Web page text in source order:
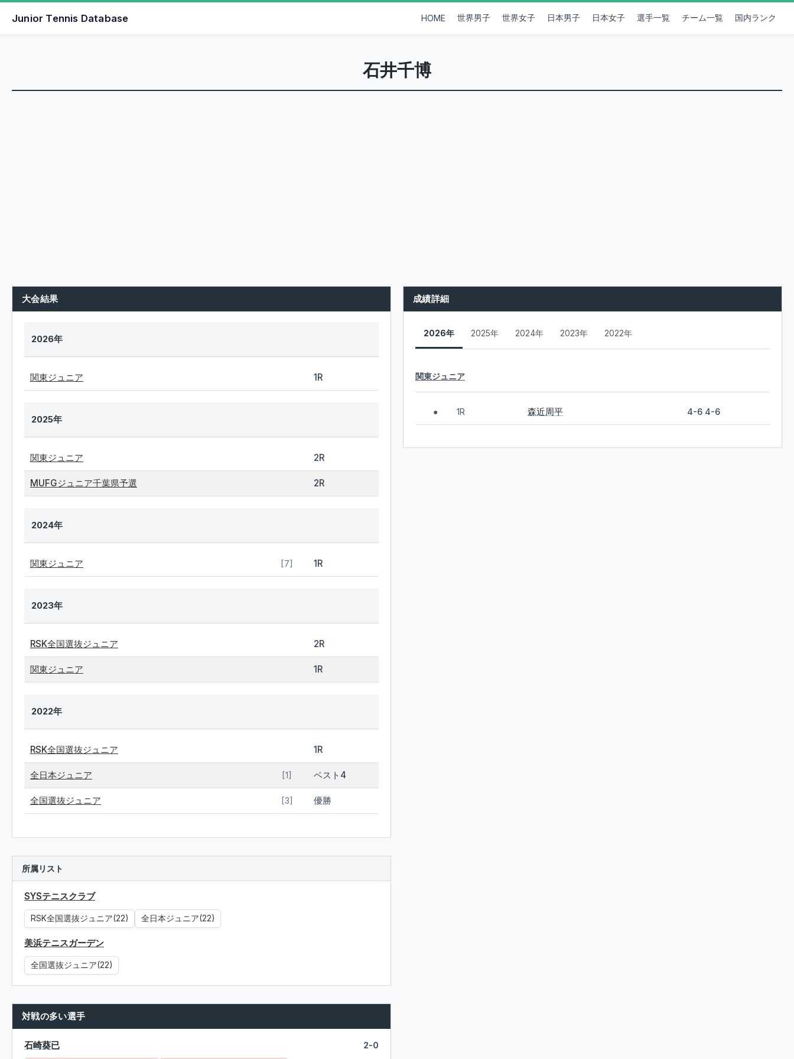
Junior Tennis Database HOME 世界男子 世界女子 日本男子 日本女子 選手一覧 チーム一覧 国内ランク
石井千博
大会結果
2026年
関東ジュニア 1R
2025年
関東ジュニア 2R
MUFGジュニア千葉県予選 2R
2024年
関東ジュニア [7] 1R
2023年
RSK全国選抜ジュニア 2R
関東ジュニア 1R
2022年
RSK全国選抜ジュニア 1R
全日本ジュニア [1] ベスト4
全国選抜ジュニア [3] 優勝
所属リスト
SYSテニスクラブ
RSK全国選抜ジュニア(22) 全日本ジュニア(22)
美浜テニスガーデン
全国選抜ジュニア(22)
対戦の多い選手
石崎葵已 2-0
成績詳細
2026年 2025年 2024年 2023年 2022年
関東ジュニア
● 1R 森近周平 4-6 4-6